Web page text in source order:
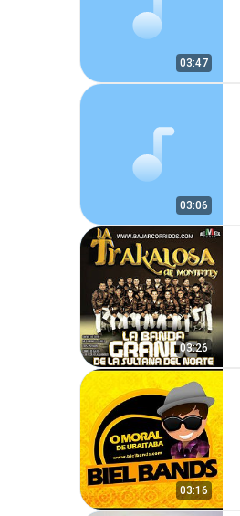
03:47
03:06
03:26
03:16